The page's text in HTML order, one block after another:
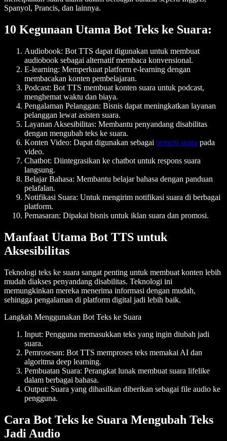
Spanyol, Prancis, dan lainnya.
10 Kegunaan Utama Bot Teks ke Suara:
Audiobook: Bot TTS dapat digunakan untuk membuat
audiobook sebagai alternatif membaca konvensional.
E-learning: Memperkuat platform e-learning dengan
membacakan konten pembelajaran.
Podcast: Bot TTS membuat konten suara untuk podcast,
menghemat waktu dan biaya.
Pengalaman Pelanggan: Bisnis dapat meningkatkan layanan
pelanggan lewat asisten suara.
Layanan Aksesibilitas: Membantu penyandang disabilitas
dengan mengubah teks ke suara.
Konten Video: Dapat digunakan sebagai pengisi suara pada
video.
Chatbot: Diintegrasikan ke chatbot untuk respons suara
langsung.
Belajar Bahasa: Membantu belajar bahasa dengan panduan
pelafalan.
Notifikasi Suara: Untuk mengirim notifikasi suara di berbagai
platform.
Pemasaran: Dipakai bisnis untuk iklan suara dan promosi.
Manfaat Utama Bot TTS untuk
Aksesibilitas
Teknologi teks ke suara sangat penting untuk membuat konten lebih
mudah diakses penyandang disabilitas. Teknologi ini
memungkinkan mereka menerima informasi dengan mudah,
sehingga pengalaman di platform digital jadi lebih baik.
Langkah Menggunakan Bot Teks ke Suara
Input: Pengguna memasukkan teks yang ingin diubah jadi
suara.
Pemrosesan: Bot TTS memproses teks memakai AI dan
algoritma deep learning.
Pembuatan Suara: Perangkat lunak membuat suara lifelike
dalam berbagai bahasa.
Output: Suara yang dihasilkan diberikan sebagai file audio ke
pengguna.
Cara Bot Teks ke Suara Mengubah Teks
Jadi Audio